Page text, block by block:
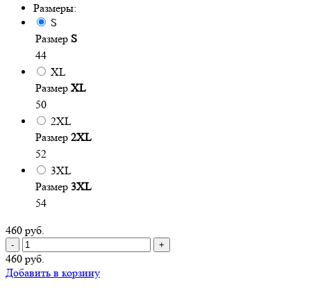
Размеры:
S
Размер S
44
XL
Размер XL
50
2XL
Размер 2XL
52
3XL
Размер 3XL
54
460 руб.
- +
460 руб.
Добавить в корзину